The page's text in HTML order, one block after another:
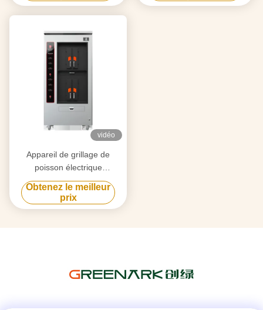
vidéo
Appareil de grillage de
poisson électrique
commercial à double couche
4 compartiments
Obtenez le meilleur
prix